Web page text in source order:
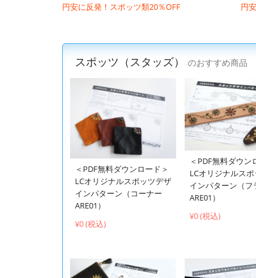
円安に反発！スポッツ類20％OFF 円
スポッツ（スタッズ） のおすすめ商品
＜PDF無料ダウンロード＞
LCオリジナルスポッツデザ
インパターン（コーナー
ARE01）
¥0 (税込)
＜PDF無料ダウン
LCオリジナルス
インパターン（フ
ARE01）
¥0 (税込)